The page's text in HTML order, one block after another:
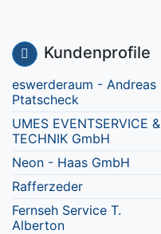
Kundenprofile
eswerderaum - Andreas
Ptatscheck
UMES EVENTSERVICE &
TECHNIK GmbH
Neon - Haas GmbH
Rafferzeder
Fernseh Service T.
Alberton